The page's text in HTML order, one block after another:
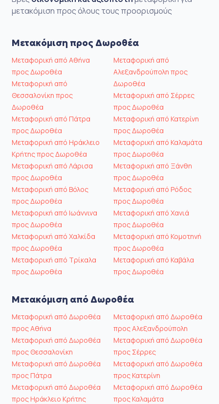
μετακόμιση προς όλους τους προορισμούς
Μετακόμιση προς Δωροθέα
Μεταφορική από Αθήνα
προς Δωροθέα
Μεταφορική από
Θεσσαλονίκη προς
Δωροθέα
Μεταφορική από Πάτρα
προς Δωροθέα
Μεταφορική από Ηράκλειο
Κρήτης προς Δωροθέα
Μεταφορική από Λάρισα
προς Δωροθέα
Μεταφορική από Βόλος
προς Δωροθέα
Μεταφορική από Ιωάννινα
προς Δωροθέα
Μεταφορική από Χαλκίδα
προς Δωροθέα
Μεταφορική από Τρίκαλα
προς Δωροθέα
Μεταφορική από
Αλεξανδρούπολη προς
Δωροθέα
Μεταφορική από Σέρρες
προς Δωροθέα
Μεταφορική από Κατερίνη
προς Δωροθέα
Μεταφορική από Καλαμάτα
προς Δωροθέα
Μεταφορική από Ξάνθη
προς Δωροθέα
Μεταφορική από Ρόδος
προς Δωροθέα
Μεταφορική από Χανιά
προς Δωροθέα
Μεταφορική από Κομοτηνή
προς Δωροθέα
Μεταφορική από Καβάλα
προς Δωροθέα
Μετακόμιση από Δωροθέα
Μεταφορική από Δωροθέα
προς Αθήνα
Μεταφορική από Δωροθέα
προς Θεσσαλονίκη
Μεταφορική από Δωροθέα
προς Πάτρα
Μεταφορική από Δωροθέα
προς Ηράκλειο Κρήτης
Μεταφορική από Δωροθέα
προς Αλεξανδρούπολη
Μεταφορική από Δωροθέα
προς Σέρρες
Μεταφορική από Δωροθέα
προς Κατερίνη
Μεταφορική από Δωροθέα
προς Καλαμάτα